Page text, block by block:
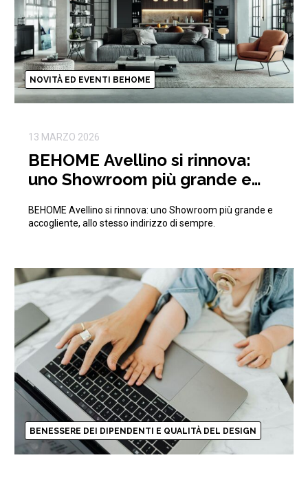
NOVITÀ ED EVENTI BEHOME
13 MARZO 2026
BEHOME Avellino si rinnova:
uno Showroom più grande e
indirizzo di sempre.
BEHOME Avellino si rinnova: uno Showroom più grande e
accogliente, allo stesso indirizzo di sempre.
BENESSERE DEI DIPENDENTI E QUALITÀ DEL DESIGN